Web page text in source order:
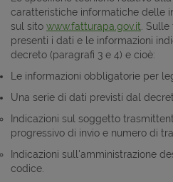
caratteristiche informatiche delle
sul sito www.fatturapa.gov.it .
presenti i dati e le informazioni
decreto (paragrafi 3 e 4) e cioè:
Le informazioni obbligatorie per
Una serie di dati previsti dal
Indicazioni sul soggetto
progressivo di invio e numero di
Indicazioni sull'amministrazione
codice.